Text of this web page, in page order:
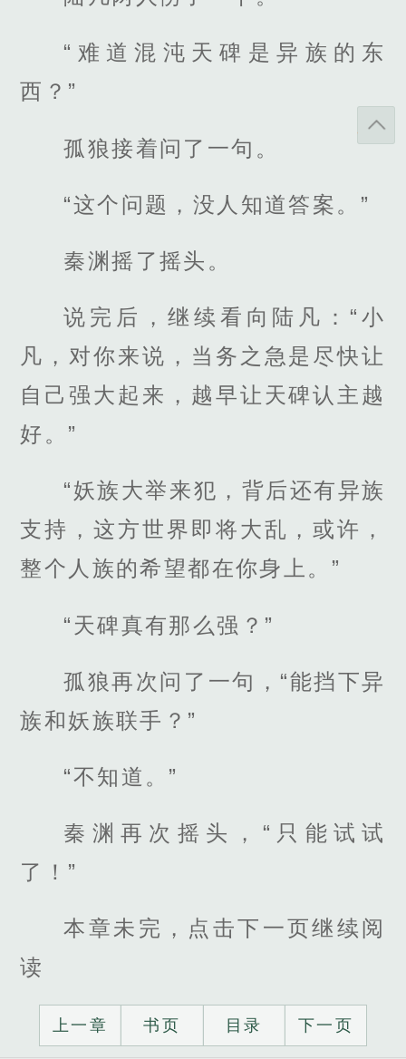
“难道混沌天碑是异族的东
西？”
孤狼接着问了一句。
“这个问题，没人知道答案。”
秦渊摇了摇头。
说完后，继续看向陆凡：“小
凡，对你来说，当务之急是尽快让
自己强大起来，越早让天碑认主越
好。”
“妖族大举来犯，背后还有异族
支持，这方世界即将大乱，或许，
整个人族的希望都在你身上。”
“天碑真有那么强？”
孤狼再次问了一句，“能挡下异
族和妖族联手？”
“不知道。”
秦渊再次摇头，“只能试试
了！”
本章未完，点击下一页继续阅
读
上一章 书页 目录 下一页